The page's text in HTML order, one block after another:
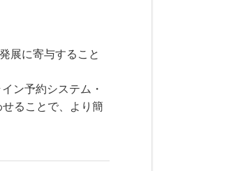
展に寄与すること
ン予約システム・
ることで、より簡